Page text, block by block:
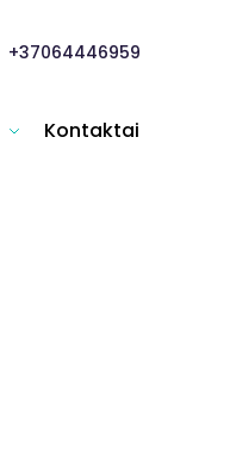
+37064446959
Kontaktai